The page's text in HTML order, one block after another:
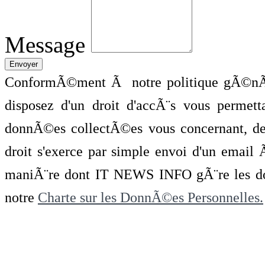
Message
ConformÃ©ment Ã notre politique
disposez d'un droit d'accÃ¨s vous
donnÃ©es collectÃ©es vous concernant,
droit s'exerce par simple envoi d'un
maniÃ¨re dont IT NEWS INFO gÃ¨re les
notre Charte sur les DonnÃ©es Personnelles.